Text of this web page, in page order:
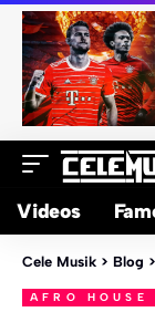
Videos
Cele Musik > Blog >
AFRO HOUSE